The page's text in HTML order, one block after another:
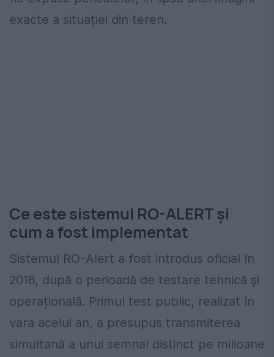
exacte a situației din teren.
Ce este sistemul RO-ALERT și
cum a fost implementat
Sistemul RO-Alert a fost introdus oficial în
2018, după o perioadă de testare tehnică și
operațională. Primul test public, realizat în
vara acelui an, a presupus transmiterea
simultană a unui semnal distinct pe milioane